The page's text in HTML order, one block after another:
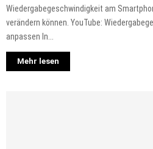
Wiedergabegeschwindigkeit am
verändern können. YouTube:
anpassen In...
Mehr lesen